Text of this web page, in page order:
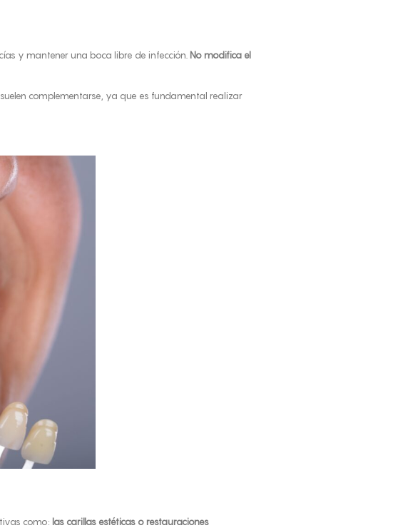
y mantener una boca libre de infección. No modifica el
complementarse, ya que es fundamental realizar
como: las carillas estéticas o restauraciones